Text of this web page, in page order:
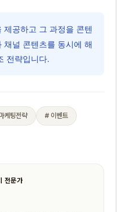
제공하고 그 과정을 콘텐
채널 콘텐츠를 동시에 해
전략입니다.
케팅전략 # 이벤트
전문가